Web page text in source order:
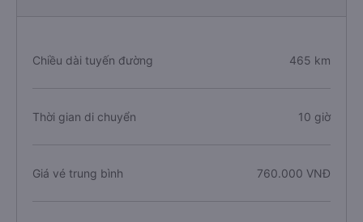
Chiều dài tuyến đường 465 km
Thời gian di chuyển 10 giờ
Giá vé trung bình 760.000 VNĐ